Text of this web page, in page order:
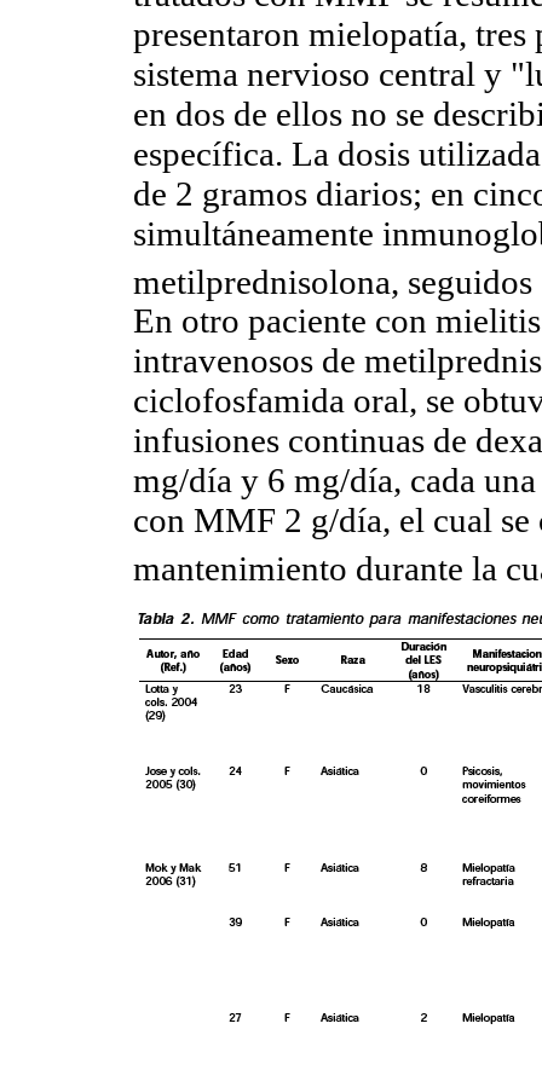
presentaron mielopatía,
sistema nervioso central y
en dos de ellos no se
específica. La dosis
de 2 gramos diarios; en
simultáneamente
metilprednisolona, seguidos
En otro paciente con
intravenosos de
ciclofosfamida oral, se
infusiones continuas de
mg/día y 6 mg/día, cada
con MMF 2 g/día, el cual
mantenimiento durante la